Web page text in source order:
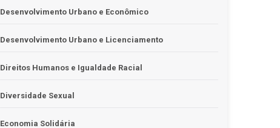
Desenvolvimento Urbano e Econômico
Desenvolvimento Urbano e Licenciamento
Direitos Humanos e Igualdade Racial
Diversidade Sexual
Economia Solidária